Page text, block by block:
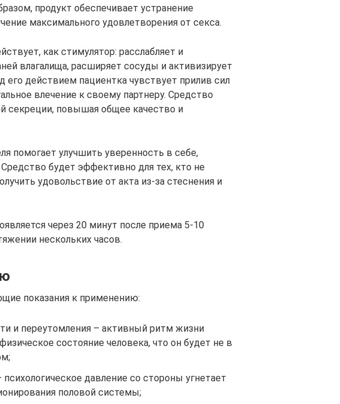
продукт обеспечивает устранение
максимального удовлетворения от секса.
как стимулятор: расслабляет и
влагалища, расширяет сосуды и активизирует
действием пациентка чувствует прилив сил
влечение к своему партнеру. Средство
секреции, повышая общее качество и
помогает улучшить уверенность в себе,
будет эффективно для тех, кто не
удовольствие от акта из-за стеснения и
через 20 минут после приема 5-10
нескольких часов.
показания к применению:
и переутомления – активный ритм жизни
состояние человека, что он будет не в
психологическое давление со стороны угнетает
половой системы;